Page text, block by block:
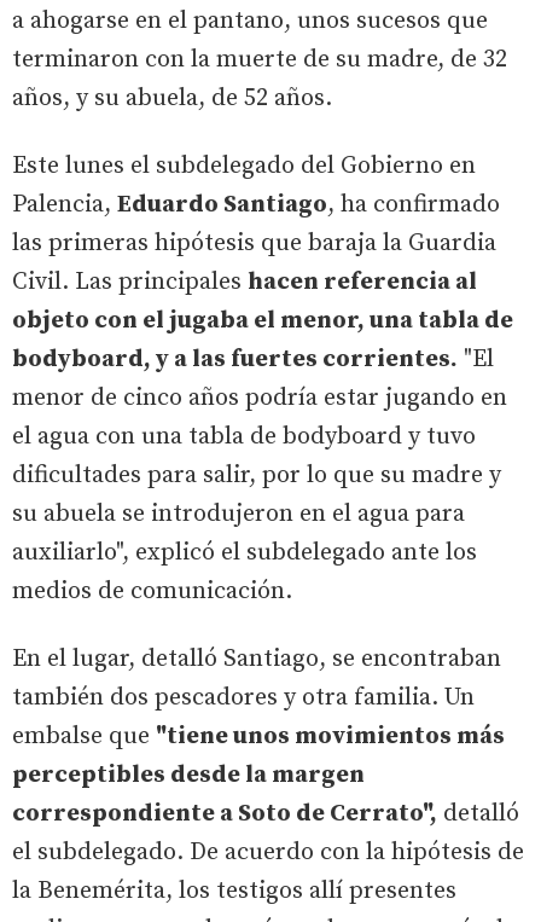
a ahogarse en el pantano, unos sucesos que
terminaron con la muerte de su madre, de 32
años, y su abuela, de 52 años.
Este lunes el subdelegado del Gobierno en
Palencia, Eduardo Santiago, ha confirmado
las primeras hipótesis que baraja la Guardia
Civil. Las principales hacen referencia al
objeto con el jugaba el menor, una tabla de
bodyboard, y a las fuertes corrientes. "El
menor de cinco años podría estar jugando en
el agua con una tabla de bodyboard y tuvo
dificultades para salir, por lo que su madre y
su abuela se introdujeron en el agua para
auxiliarlo", explicó el subdelegado ante los
medios de comunicación.
En el lugar, detalló Santiago, se encontraban
también dos pescadores y otra familia. Un
embalse que "tiene unos movimientos más
perceptibles desde la margen
correspondiente a Soto de Cerrato", detalló
el subdelegado. De acuerdo con la hipótesis de
la Benemérita, los testigos allí presentes